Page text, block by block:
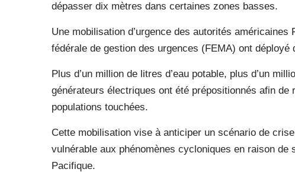
dépasser dix mètres dans certaines zones basses.
Une mobilisation d’urgence des autorités américaines
fédérale de gestion des urgences (FEMA) ont déployé
Plus d’un million de litres d’eau potable, plus d’un
générateurs électriques ont été prépositionnés afin de
populations touchées.
Cette mobilisation vise à anticiper un scénario de
vulnérable aux phénomènes cycloniques en raison de
Pacifique.